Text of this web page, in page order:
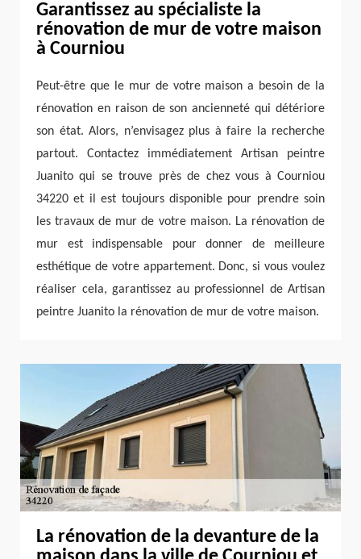
Garantissez au spécialiste la
rénovation de mur de votre maison
à Courniou
Peut-être que le mur de votre maison a besoin de la
rénovation en raison de son ancienneté qui détériore
son état. Alors, n’envisagez plus à faire la recherche
partout. Contactez immédiatement Artisan peintre
Juanito qui se trouve près de chez vous à Courniou
34220 et il est toujours disponible pour prendre soin
les travaux de mur de votre maison. La rénovation de
mur est indispensable pour donner de meilleure
esthétique de votre appartement. Donc, si vous voulez
réaliser cela, garantissez au professionnel de Artisan
peintre Juanito la rénovation de mur de votre maison.
La rénovation de la devanture de la